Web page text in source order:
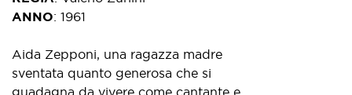
ANNO: 1961
Aida Zepponi, una ragazza madre
sventata quanto generosa che si
guadagna da vivere come cantante e